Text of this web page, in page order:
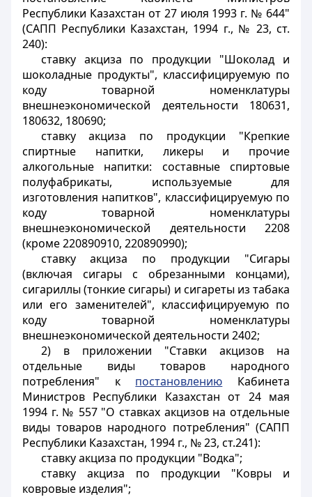
Республики Казахстан от 27 июля 1993 г. № 644"
(САПП Республики Казахстан, 1994 г., № 23, ст.
240):
ставку акциза по продукции "Шоколад и
шоколадные продукты", классифицируемую по
коду товарной номенклатуры
внешнеэкономической деятельности 180631,
180632, 180690;
ставку акциза по продукции "Крепкие
спиртные напитки, ликеры и прочие
алкогольные напитки: составные спиртовые
полуфабрикаты, используемые для
изготовления напитков", классифицируемую по
коду товарной номенклатуры
внешнеэкономической деятельности 2208
(кроме 220890910, 220890990);
ставку акциза по продукции "Сигары
(включая сигары с обрезанными концами),
сигариллы (тонкие сигары) и сигареты из табака
или его заменителей", классифицируемую по
коду товарной номенклатуры
внешнеэкономической деятельности 2402;
2) в приложении "Ставки акцизов на
отдельные виды товаров народного
потребления" к постановлению Кабинета
Министров Республики Казахстан от 24 мая
1994 г. № 557 "О ставках акцизов на отдельные
виды товаров народного потребления" (САПП
Республики Казахстан, 1994 г., № 23, ст.241):
ставку акциза по продукции "Водка";
ставку акциза по продукции "Ковры и
ковровые изделия";